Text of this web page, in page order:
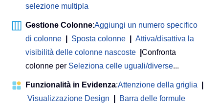
selezione multipla
Gestione Colonne:Aggiungi un numero specifico
di colonne
Sposta colonne
Attiva/disattiva la
visibilità delle colonne nascoste
Confronta
colonne per Seleziona celle uguali/diverse...
Funzionalità in Evidenza:Attenzione della griglia
Visualizzazione Design
Barra delle formule